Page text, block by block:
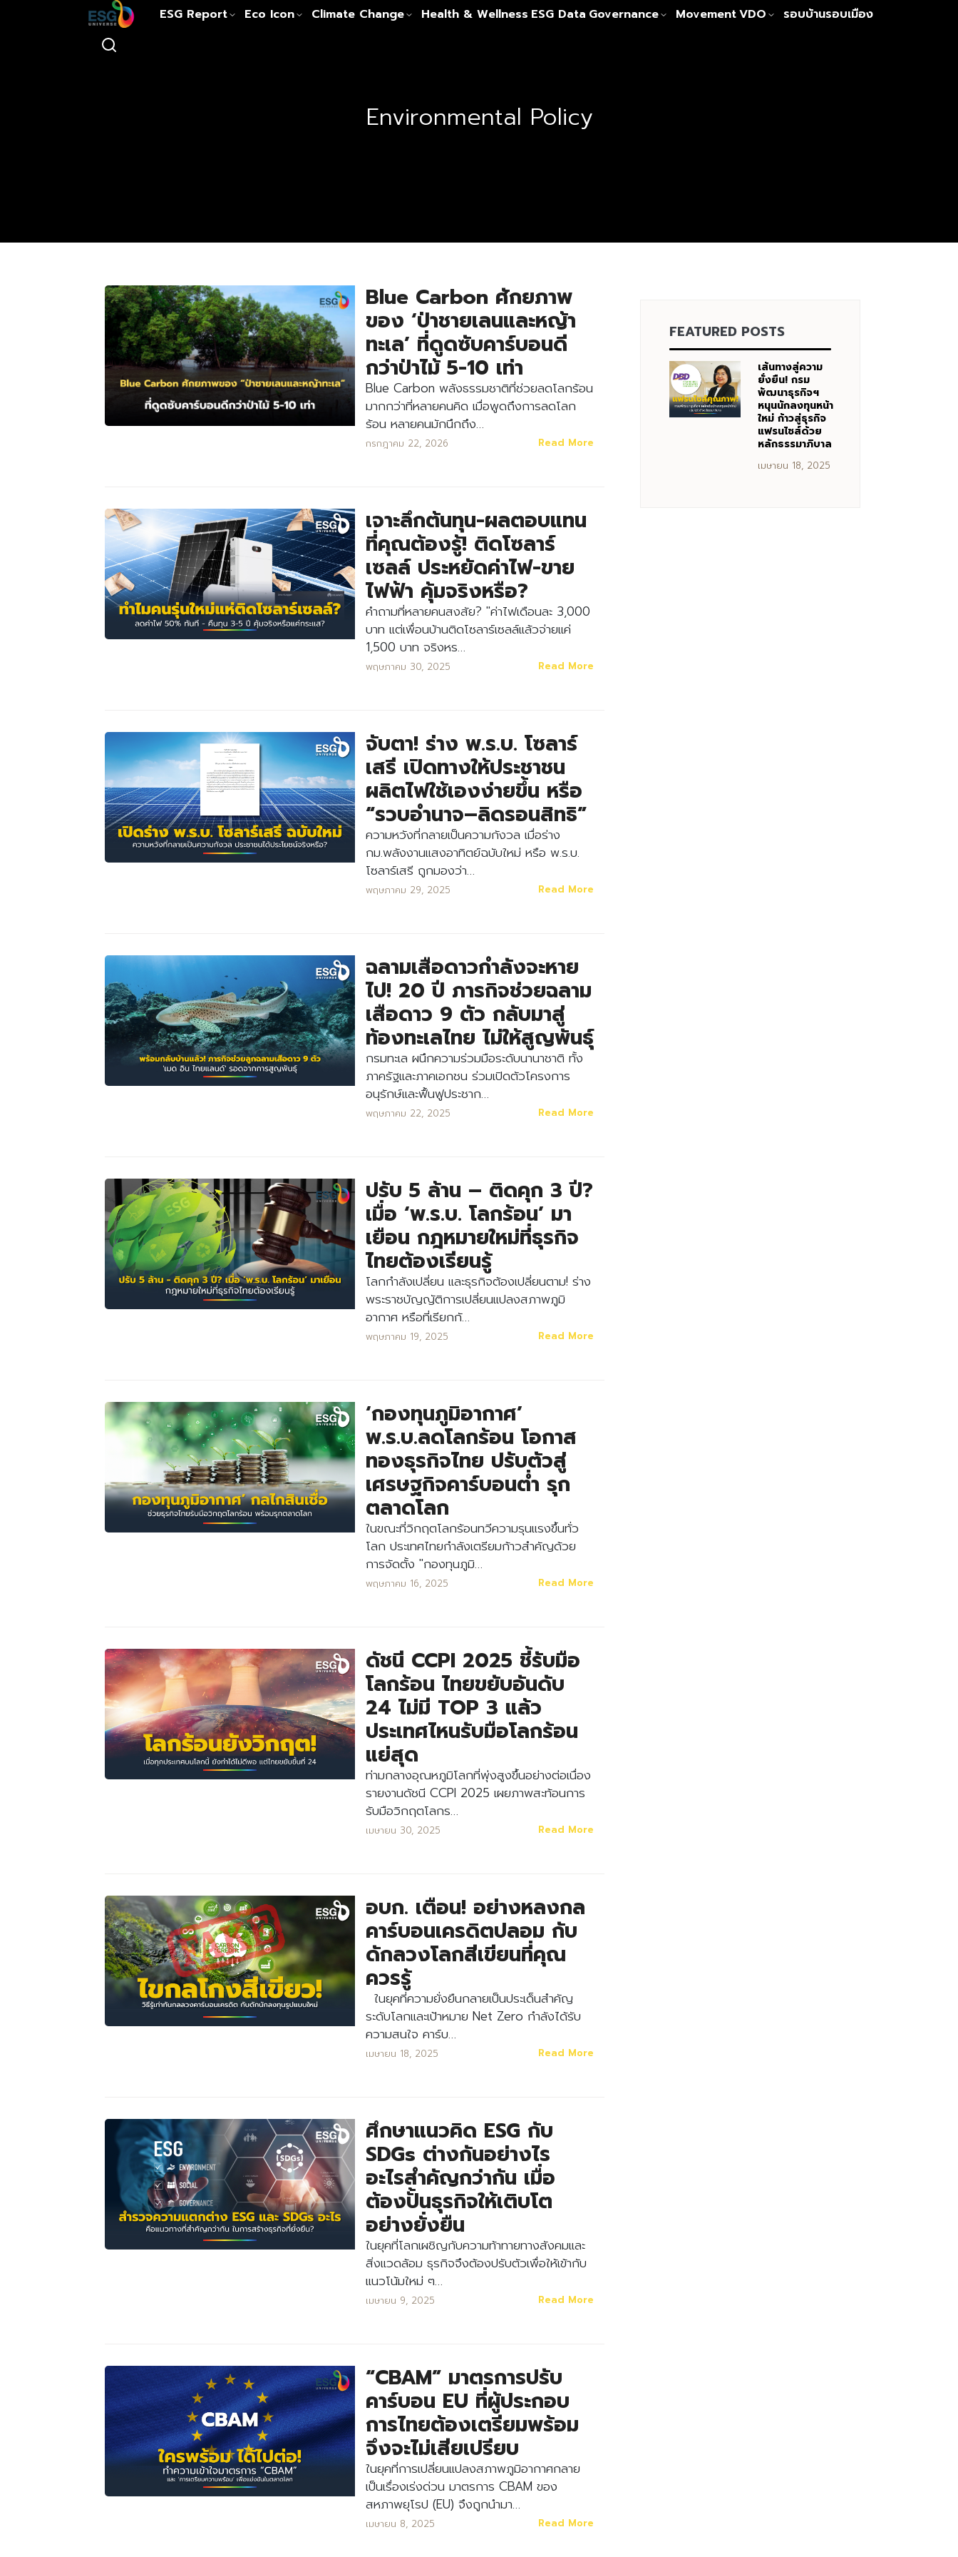
ESG Report Eco Icon Climate Change Health & Wellness ESG Data Governance MovementVDO รอบบ้านรอบเมือง
Search
for: Search
Environmental Policy
Blue Carbon ศักยภาพ
ของ ‘ป่าชายเลนและหญ้า
ทะเล’ ที่ดูดซับคาร์บอนดี
กว่าป่าไม้ 5-10 เท่า
Blue Carbon พลังธรรมชาติที่ช่วยลดโลกร้อน
มากกว่าที่หลายคนคิด เมื่อพูดถึงการลดโลก
ร้อน หลายคนมักนึกถึง…
กรกฎาคม 22, 2026 Read More
เจาะลึกต้นทุน-ผลตอบแทน
ที่คุณต้องรู้! ติดโซลาร์
เซลล์ ประหยัดค่าไฟ-ขาย
ไฟฟ้า คุ้มจริงหรือ?
คำถามที่หลายคนสงสัย? "ค่าไฟเดือนละ 3,000
บาท แต่เพื่อนบ้านติดโซลาร์เซลล์แล้วจ่ายแค่
1,500 บาท จริงหร…
พฤษภาคม 30, 2025 Read More
จับตา! ร่าง พ.ร.บ. โซลาร์
เสรี เปิดทางให้ประชาชน
ผลิตไฟใช้เองง่ายขึ้น หรือ
“รวบอำนาจ–ลิดรอนสิทธิ”
ความหวังที่กลายเป็นความกังวล เมื่อร่าง
กม.พลังงานแสงอาทิตย์ฉบับใหม่ หรือ พ.ร.บ.
โซลาร์เสรี ถูกมองว่า…
พฤษภาคม 29, 2025 Read More
ฉลามเสือดาวกำลังจะหาย
ไป! 20 ปี ภารกิจช่วยฉลาม
เสือดาว 9 ตัว กลับมาสู่
ท้องทะเลไทย ไม่ให้สูญพันธุ์
กรมทะเล ผนึกความร่วมมือระดับนานาชาติ ทั้ง
ภาครัฐและภาคเอกชน ร่วมเปิดตัวโครงการ
อนุรักษ์และฟื้นฟูประชาก…
พฤษภาคม 22, 2025 Read More
ปรับ 5 ล้าน – ติดคุก 3 ปี?
เมื่อ ‘พ.ร.บ. โลกร้อน’ มา
เยือน กฎหมายใหม่ที่ธุรกิจ
ไทยต้องเรียนรู้
โลกกำลังเปลี่ยน และธุรกิจต้องเปลี่ยนตาม! ร่าง
พระราชบัญญัติการเปลี่ยนแปลงสภาพภูมิ
อากาศ หรือที่เรียกกั…
พฤษภาคม 19, 2025 Read More
‘กองทุนภูมิอากาศ’
พ.ร.บ.ลดโลกร้อน โอกาส
ทองธุรกิจไทย ปรับตัวสู่
เศรษฐกิจคาร์บอนต่ำ รุก
ตลาดโลก
ในขณะที่วิกฤตโลกร้อนทวีความรุนแรงขึ้นทั่ว
โลก ประเทศไทยกำลังเตรียมก้าวสำคัญด้วย
การจัดตั้ง "กองทุนภูมิ…
พฤษภาคม 16, 2025 Read More
ดัชนี CCPI 2025 ชี้รับมือ
โลกร้อน ไทยขยับอันดับ
24 ไม่มี TOP 3 แล้ว
ประเทศไหนรับมือโลกร้อน
แย่สุด
ท่ามกลางอุณหภูมิโลกที่พุ่งสูงขึ้นอย่างต่อเนื่อง
รายงานดัชนี CCPI 2025 เผยภาพสะท้อนการ
รับมือวิกฤตโลกร…
เมษายน 30, 2025 Read More
อบก. เตือน! อย่างหลงกล
คาร์บอนเครดิตปลอม กับ
ดักลวงโลกสีเขียนที่คุณ
ควรรู้
ในยุคที่ความยั่งยืนกลายเป็นประเด็นสำคัญ
ระดับโลกและเป้าหมาย Net Zero กำลังได้รับ
ความสนใจ คาร์บ…
เมษายน 18, 2025 Read More
ศึกษาแนวคิด ESG กับ
SDGs ต่างกันอย่างไร
อะไรสำคัญกว่ากัน เมื่อ
ต้องปั้นธุรกิจให้เติบโต
อย่างยั่งยืน
ในยุคที่โลกเผชิญกับความท้าทายทางสังคมและ
สิ่งแวดล้อม ธุรกิจจึงต้องปรับตัวเพื่อให้เข้ากับ
แนวโน้มใหม่ ๆ…
เมษายน 9, 2025 Read More
“CBAM” มาตรการปรับ
คาร์บอน EU ที่ผู้ประกอบ
การไทยต้องเตรียมพร้อม
จึงจะไม่เสียเปรียบ
ในยุคที่การเปลี่ยนแปลงสภาพภูมิอากาศกลาย
เป็นเรื่องเร่งด่วน มาตรการ CBAM ของ
สหภาพยุโรป (EU) จึงถูกนำมา…
เมษายน 8, 2025 Read More
FEATURED POSTS
เส้นทางสู่ความ
ยั่งยืน! กรม
พัฒนาธุรกิจฯ
หนุนนักลงทุนหน้า
ใหม่ ก้าวสู่ธุรกิจ
แฟรนไชส์ด้วย
หลักธรรมาภิบาล
เมษายน 18, 2025